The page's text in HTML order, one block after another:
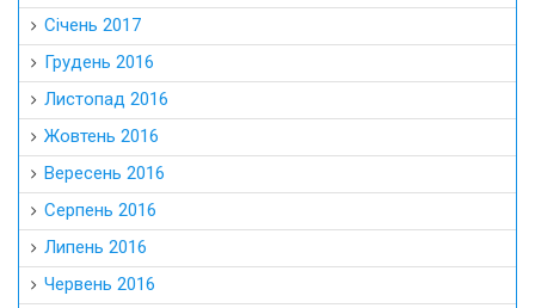
Січень 2017
Грудень 2016
Листопад 2016
Жовтень 2016
Вересень 2016
Серпень 2016
Липень 2016
Червень 2016